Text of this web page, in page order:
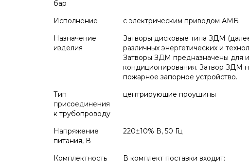
бар
Исполнение
с электрическим приводом АМБ
Назначение
изделия
Затворы дисковые типа ЗДМ
различных энергетических и
Затворы ЗДМ предназначены для
кондиционирования. Затвор ЗДМ
пожарное запорное устройство.
Тип
присоединения
к трубопроводу
центрирующие проушины
Напряжение
питания, В
220±10% В, 50 Гц
Комплектность
В комплект поставки входит: